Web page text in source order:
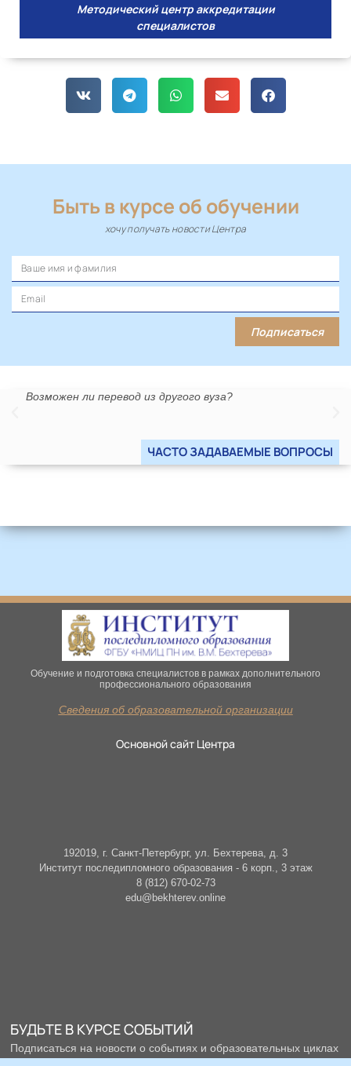
Методический центр аккредитации
специалистов
Быть в курсе об обучении
хочу получать новости Центра
Подписаться
Возможен ли перевод из другого вуза?
ЧАСТО ЗАДАВАЕМЫЕ ВОПРОСЫ
Обучение и подготовка специалистов в рамках дополнительного
профессионального образования
Сведения об образовательной организации
Основной сайт Центра
192019, г. Санкт-Петербург, ул. Бехтерева, д. 3
Институт последипломного образования - 6 корп., 3 этаж
8 (812) 670-02-73
edu@bekhterev.online
БУДЬТЕ В КУРСЕ СОБЫТИЙ
Подписаться на новости о событиях и образовательных циклах